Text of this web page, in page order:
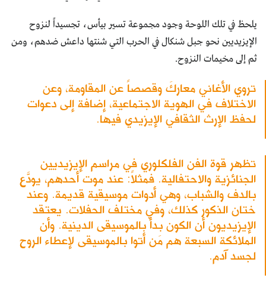
يلحظ في تلك اللوحة وجود مجموعة تسير بيأس، تجسيداً لنزوح
الإيزيديين نحو جبل شنكال في الحرب التي شنتها داعش ضدهم، ومن
ثم إلى مخيمات النزوح.
تروي الأغاني معاركَ وقصصاً عن المقاومة، وعن
الاختلاف في الهوية الاجتماعية، إضافة إلى دعوات
لحفظ الإرث الثقافي الإيزيدي فيها.
تظهر قوة الفن الفلكلوري في مراسم الإيزيديين
الجنائزية والاحتفالية. فمثلاً: عند موت أحدهم، يودَّع
بالدف والشباب، وهي أدوات موسيقية قديمة. وعند
ختان الذكور كذلك، وفي مختلف الحفلات. يعتقد
الإيزيديون أن الكون بدأ بالموسيقى الدينية. وأن
الملائكة السبعة هم مَن أتوا بالموسيقى لإعطاء الروح
لجسد آدم.